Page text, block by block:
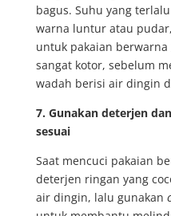
bagus. Suhu yang
warna luntur atau
untuk pakaian
sangat kotor, sebelum
wadah berisi air dingin
7. Gunakan deterjen dan
sesuai
Saat mencuci pakaian
deterjen ringan yang
air dingin, lalu gunakan